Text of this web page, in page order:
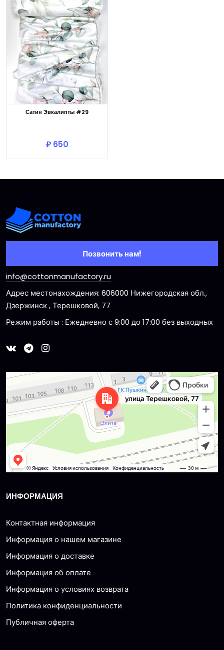
Сатин Эвкалипты #29
₽ 650
Позвонить нам!
info@cottonmanufactory.ru
Адрес местонахождения: 606000 Нижегородская обл.,
Дзержинск , Терешковой, 77
Режим работы : Ежедневно с 9:00 до 17:00 без выходных
Dzerzhinsk
Ulitsa Tereshkovoy, 77 — Yandex Maps
ИНФОРМАЦИЯ
Контактная информация
Информация о нашем магазине
Информация о доставке
Информация об оплате
Информация о условиях возврата
Политика конфиденциальности
Публичная оферта